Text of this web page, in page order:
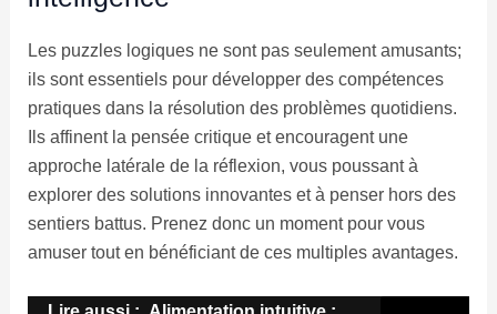
Les puzzles logiques ne sont pas seulement amusants;
ils sont essentiels pour développer des compétences
pratiques dans la résolution des problèmes quotidiens.
Ils affinent la pensée critique et encouragent une
approche latérale de la réflexion, vous poussant à
explorer des solutions innovantes et à penser hors des
sentiers battus. Prenez donc un moment pour vous
amuser tout en bénéficiant de ces multiples avantages.